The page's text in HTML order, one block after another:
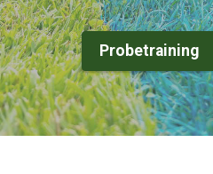
Probetraining